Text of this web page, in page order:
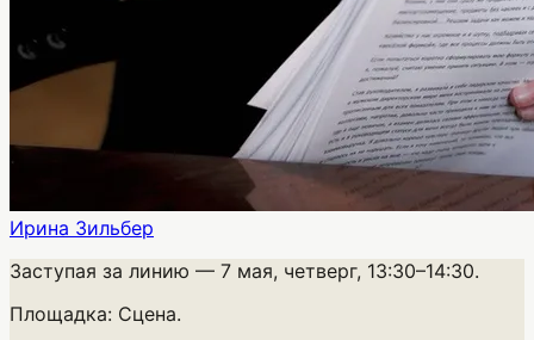
Ирина Зильбер
Заступая за линию — 7 мая, четверг, 13:30–14:30.
Площадка: Сцена.